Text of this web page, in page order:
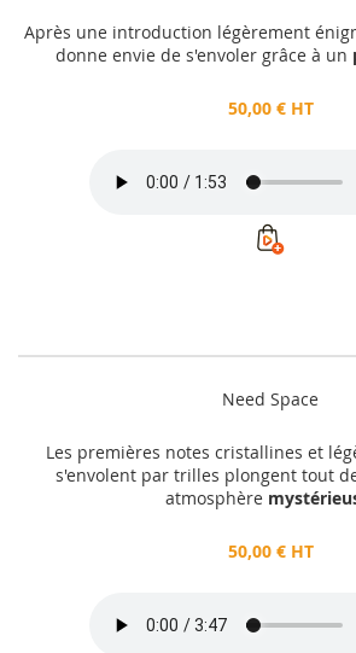
Après une introduction légèrement
donne envie de s'envoler grâce à un
50,00 € HT
Need Space
Les premières notes cristallines et
s'envolent par trilles plongent tout
atmosphère
50,00 € HT